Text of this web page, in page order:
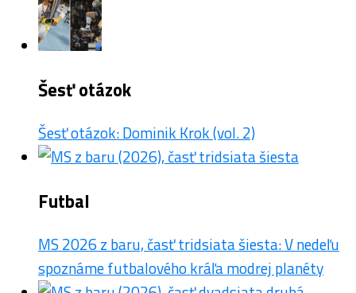
Šesť otázok
Šesť otázok: Dominik Krok (vol. 2)
Futbal
MS 2026 z baru, časť tridsiata šiesta: V nedeľu
spoznáme futbalového kráľa modrej planéty